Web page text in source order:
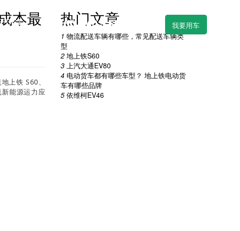
新能源物流车销售
DST 400-860-4558 我要用车
本最
上铁 S60、
能源运力应
热门文章
1 物流配送车辆有哪些，常见配送车辆类
型
2 地上铁S60
3 上汽大通EV80
4 电动货车都有哪些车型？ 地上铁电动货
车有哪些品牌
5 依维柯EV46